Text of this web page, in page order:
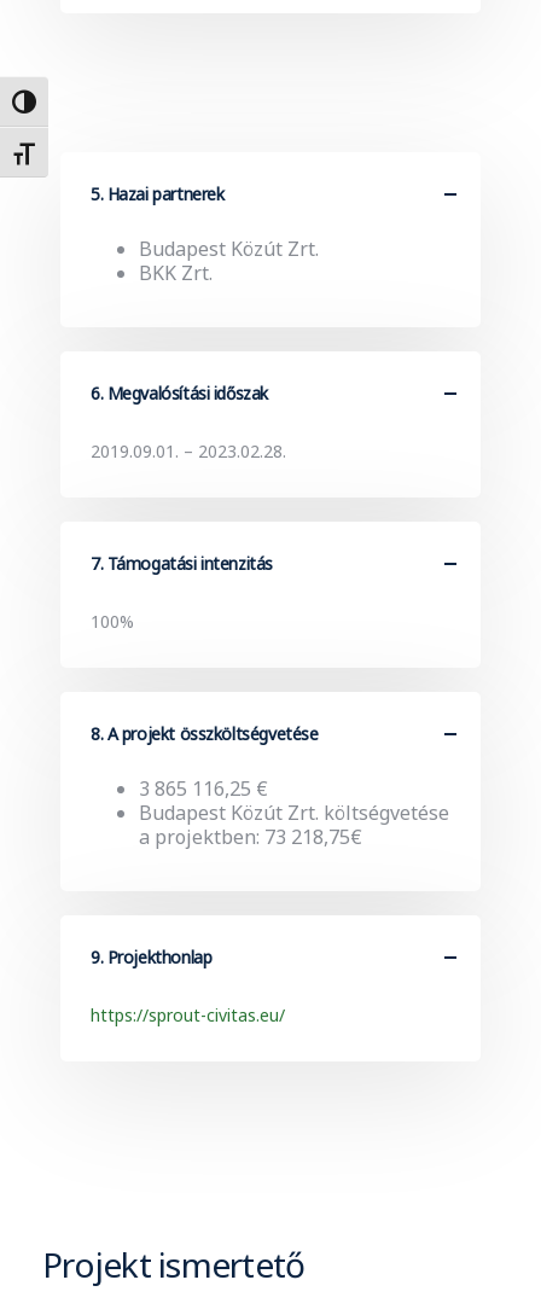
Nagy kontraszt váltása
Betűméret váltása
5. Hazai partnerek
Budapest Közút Zrt.
BKK Zrt.
6. Megvalósítási időszak
2019.09.01. – 2023.02.28.
7. Támogatási intenzitás
100%
8. A projekt összköltségvetése
3 865 116,25 €
Budapest Közút Zrt. költségvetése
a projektben: 73 218,75€
9. Projekthonlap
https://sprout-civitas.eu/
Projekt ismertető